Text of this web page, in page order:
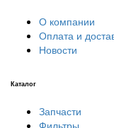
О компании
Оплата и
Новости
Каталог
Запчасти
Фильтры